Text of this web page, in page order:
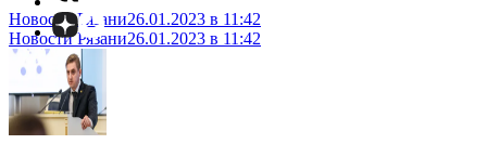
Новости Рязани26.01.2023 в 11:42
Новости Рязани26.01.2023 в 11:42